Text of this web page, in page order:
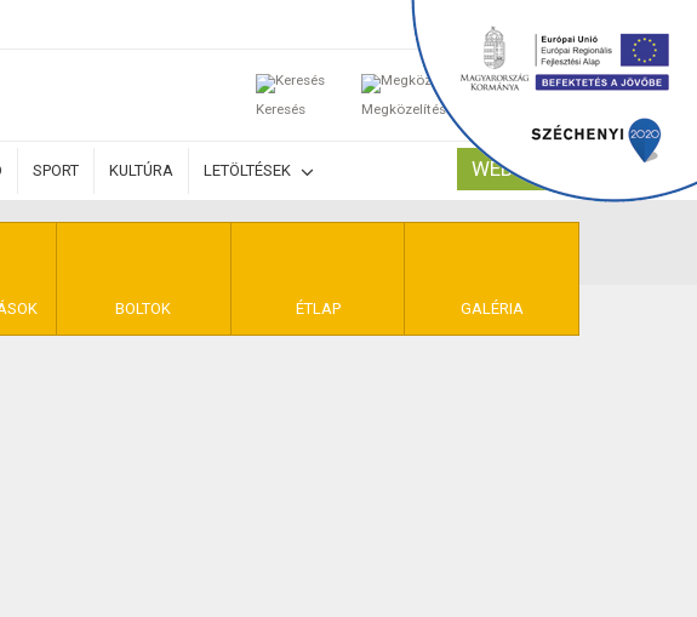
Keresés Megközelítés
0
SPORT KULTÚRA LETÖLTÉSEK WEBSHOP
BOLTOK ÉTLAP GALÉRIA